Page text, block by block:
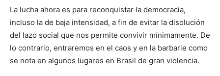
La lucha ahora es para reconquistar la democracia,
incluso la de baja intensidad, a fin de evitar la disolución
del lazo social que nos permite convivir mínimamente. De
lo contrario, entraremos en el caos y en la barbarie como
se nota en algunos lugares en Brasil de gran violencia.